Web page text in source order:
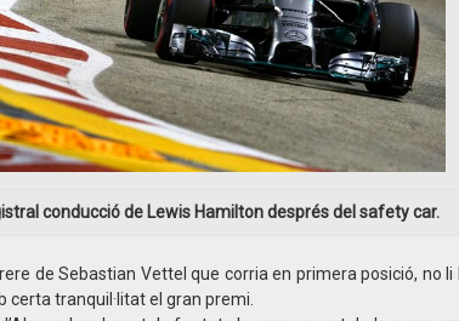
conducció de Lewis Hamilton després del safety car.
de Sebastian Vettel que corria en primera posició, no
tranquil·litat el gran premi.